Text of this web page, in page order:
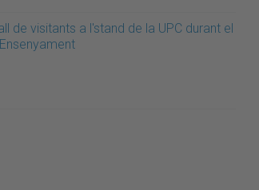
de visitants a l'stand de la UPC durant el